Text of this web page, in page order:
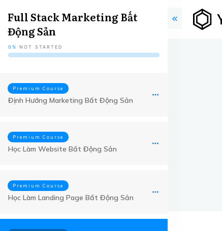
Full Stack Marketing Bất
Động Sản
0% NOT STARTED
Premium Course
Định Hướng Marketing Bất Động Sản
Premium Course
Học Làm Website Bất Động Sản
Premium Course
Học Làm Landing Page Bất Động Sản